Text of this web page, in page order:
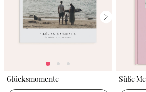
Glücksmomente Süße